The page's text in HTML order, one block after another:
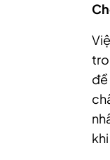
đề